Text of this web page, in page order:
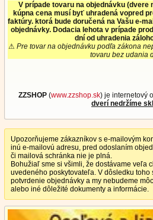
Upozorňujeme zákazníkov s e-mailovým
inú e-mailovú adresu, pred odoslaním
či mailová schránka nie je plná.
Bohužiaľ sme si všimli, že dostávame veľa
uvedeného poskytovateľa. V dôsledku toho
potvrdenie objednávky a my nebudeme
alebo iné dôležité dokumenty a informácie.
V prípade tovaru na objednávku (dvere
kúpna cena musí byť uhradená vopred
faktúry. ktorá bude doručená na Vašu e-
objednávky. Dodacia lehota v prípade
dní od uhradenia
⚠ Pre tovar na objednávku podľa zákona
tovaru bez udania
ZZSHOP (www.zzshop.sk) je internetový
dverí nedržíme